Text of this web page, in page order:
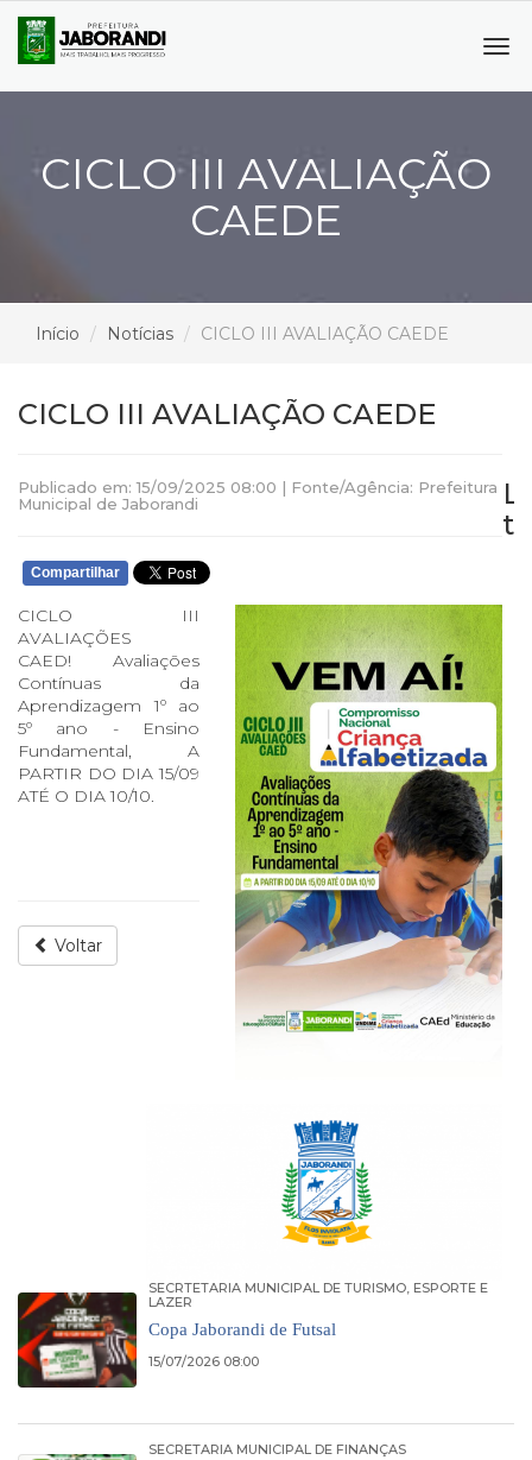
CICLO III AVALIAÇÃO
CAEDE
Início Notícias CICLO III AVALIAÇÃO CAEDE
CICLO III AVALIAÇÃO CAEDE
Publicado em: 15/09/2025 08:00 | Fonte/Agência: Prefeitura
Municipal de Jaborandi
Compartilhar
CICLO III
AVALIAÇÕES
CAED! Avaliações
Contínuas da
Aprendizagem 1º ao
5º ano - Ensino
Fundamental, A
PARTIR DO DIA 15/09
ATÉ O DIA 10/10.
Voltar
SECRTETARIA MUNICIPAL DE TURISMO, ESPORTE E
LAZER
Copa Jaborandi de Futsal
15/07/2026 08:00
SECRETARIA MUNICIPAL DE FINANÇAS